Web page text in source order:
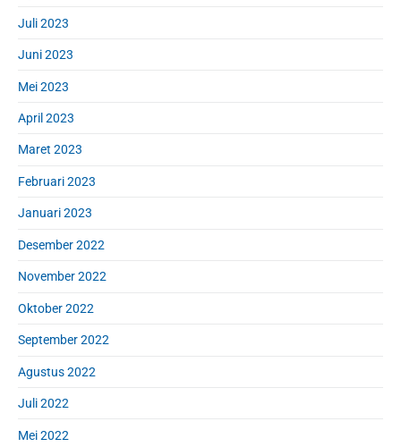
Juli 2023
Juni 2023
Mei 2023
April 2023
Maret 2023
Februari 2023
Januari 2023
Desember 2022
November 2022
Oktober 2022
September 2022
Agustus 2022
Juli 2022
Mei 2022